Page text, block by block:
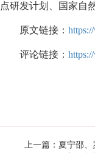
点研发计划、国家自
原文链接：
评论链接：
上一篇：夏宁邵